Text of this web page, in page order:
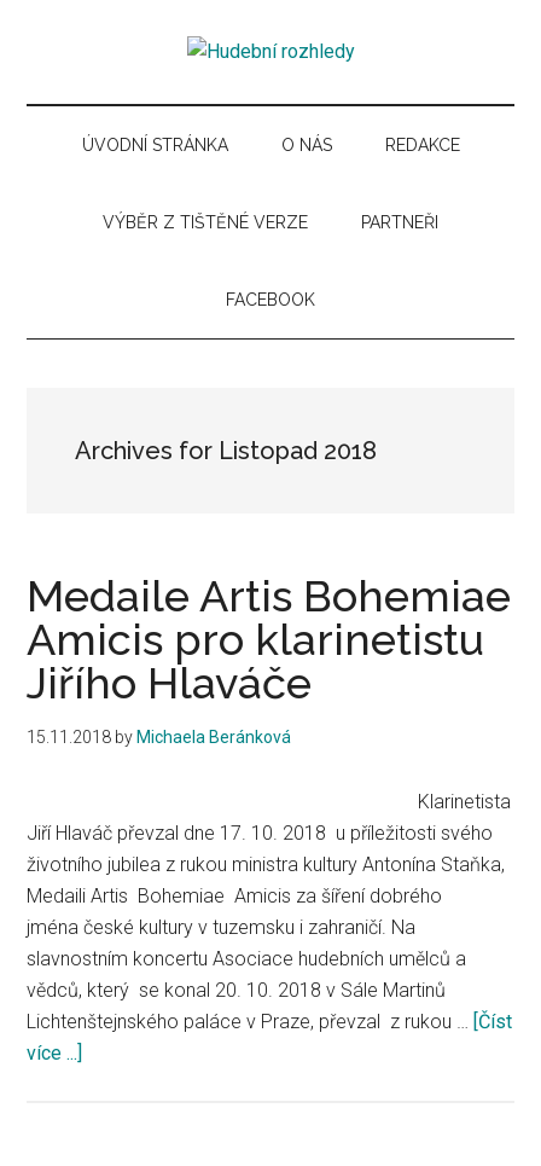
content
menu
sidebar
sidebar
Hudební
rozhledy
pro
hudebníÚVODNÍ STRÁNKA O NÁS REDAKCE
VÝBĚR Z TIŠTĚNÉ VERZE PARTNEŘI
FACEBOOK
Archives for Listopad 2018
Medaile Artis Bohemiae
Amicis pro klarinetistu
Jiřího Hlaváče
15.11.2018 by Michaela Beránková
Klarinetista
Jiří Hlaváč převzal dne 17. 10. 2018 u příležitosti svého
životního jubilea z rukou ministra kultury Antonína Staňka,
Medaili Artis Bohemiae Amicis za šíření dobrého
jména české kultury v tuzemsku i zahraničí. Na
slavnostním koncertu Asociace hudebních umělců a
vědců, který se konal 20. 10. 2018 v Sále Martinů
Lichtenštejnského paláce v Praze, převzal z rukou … [Číst
více ...]